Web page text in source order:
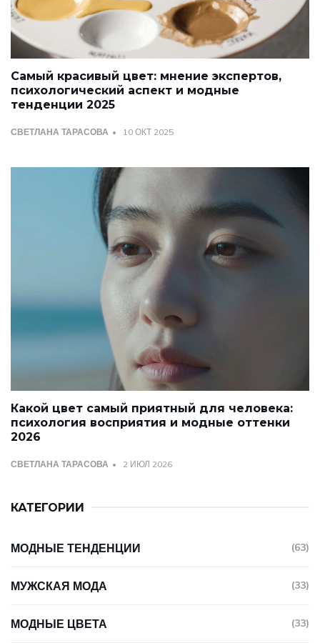
Самый красивый цвет: мнение экспертов,
психологический аспект и модные
тенденции 2025
СВЕТЛАНА ТАРАСОВА 10 ОКТ 2025
Какой цвет самый приятный для человека:
психология восприятия и модные оттенки
2026
СВЕТЛАНА ТАРАСОВА 2 ИЮЛ 2026
КАТЕГОРИИ
МОДНЫЕ ТЕНДЕНЦИИ (63)
МУЖСКАЯ МОДА (33)
МОДНЫЕ ЦВЕТА (33)